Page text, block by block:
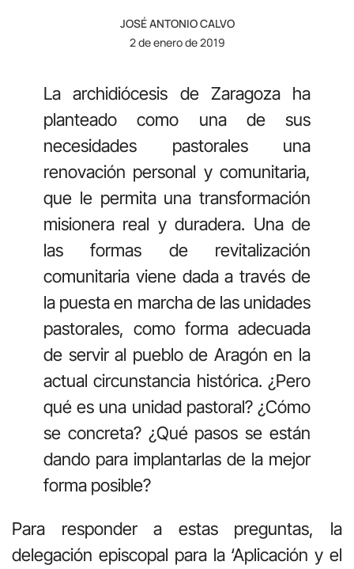
JOSÉ ANTONIO CALVO
2 de enero de 2019
La archidiócesis de Zaragoza ha
planteado como una de sus
necesidades pastorales una
renovación personal y comunitaria,
que le permita una transformación
misionera real y duradera. Una de
las formas de revitalización
comunitaria viene dada a través de
la puesta en marcha de las unidades
pastorales, como forma adecuada
de servir al pueblo de Aragón en la
actual circunstancia histórica. ¿Pero
qué es una unidad pastoral? ¿Cómo
se concreta? ¿Qué pasos se están
dando para implantarlas de la mejor
forma posible?
Para responder a estas preguntas, la
delegación episcopal para la ‘Aplicación y el